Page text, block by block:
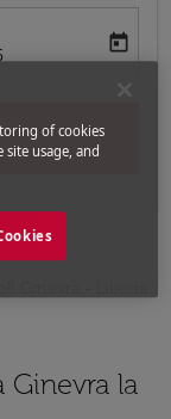
date-aria-label
today
la
of cookies
usage, and